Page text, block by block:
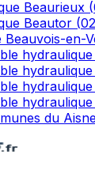
Beaurieux (
Beautor (
Beauvois-en-
hydraulique
hydraulique
hydraulique
hydraulique
du